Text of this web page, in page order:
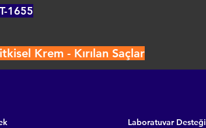
1655
Krem - Kırılan Saçlar
Laboratuvar Desteği